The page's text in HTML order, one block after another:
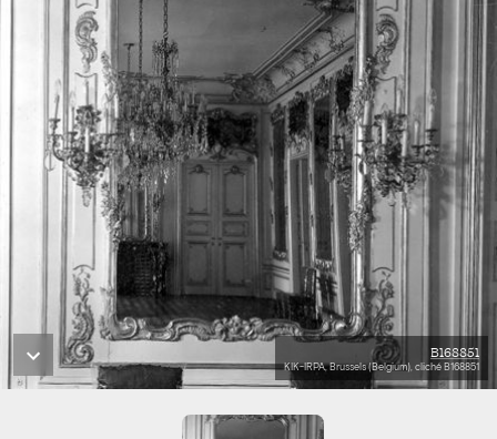
B168851
KIK-IRPA, Brussels (Belgium), cliché B168851